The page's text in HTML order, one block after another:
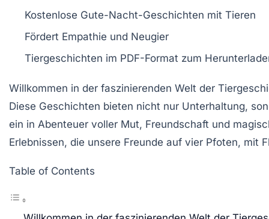
Kostenlose Gute-Nacht-Geschichten mit Tieren
Fördert Empathie und Neugier
Tiergeschichten im PDF-Format zum
Willkommen in der faszinierenden Welt der
Diese Geschichten bieten nicht nur Unterhaltung,
ein in Abenteuer voller Mut, Freundschaft und
Erlebnissen, die unsere Freunde auf vier Pfoten, mit
Table of Contents